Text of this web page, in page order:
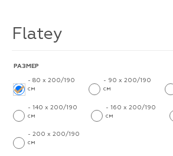
Flatey
РАЗМЕР
- 80 x 200/190
см
-
- 90 x 200/190
см
-
- 140 x 200/190
см
-
- 160 x 200/190
см
-
- 200 x 200/190
см
-